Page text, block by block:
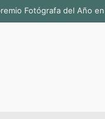
Fotógrafa del Año